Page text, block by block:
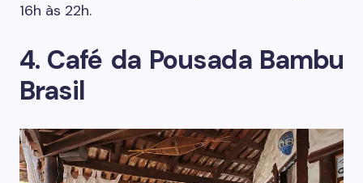
16h às 22h.
4. Café da Pousada Bambu
Brasil